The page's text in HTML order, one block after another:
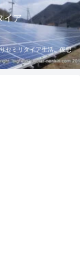
イア
セミリタイア生活。仮想